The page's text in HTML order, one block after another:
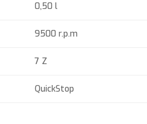
0,50 l
9500 r.p.m
7 Z
QuickStop